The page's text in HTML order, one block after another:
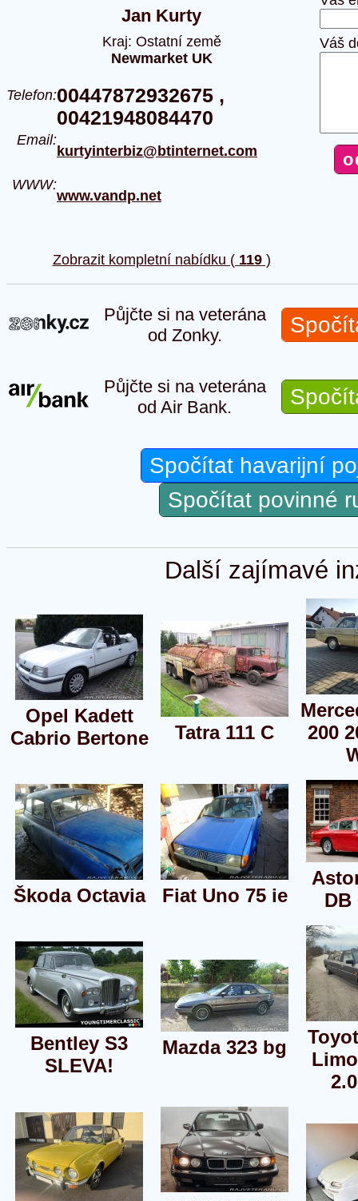
Jan Kurty
Kraj: Ostatní země
Newmarket UK
Telefon:00447872932675 ,
00421948084470
Email:
kurtyinterbiz@btinternet.com
WWW:
www.vandp.net
Zobrazit kompletní nabídku ( 119)
Váš
Půjčte si na veterána
od Zonky.
Půjčte si na veterána
od Air Bank.
Spočítat havarijní
Spočítat povinné
Další zajímavé
Opel Kadett
Cabrio Bertone
Tatra 111 C
200
Škoda Octavia Fiat Uno 75 ie
DB
Bentley S3
SLEVA!
Mazda 323 bg